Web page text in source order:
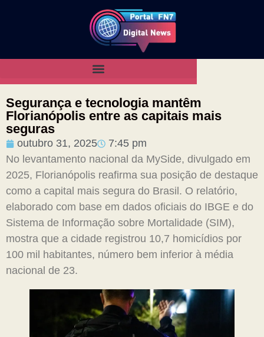
Segurança e tecnologia mantêm
Florianópolis entre as capitais mais
seguras
outubro 31, 2025
7:45 pm
No levantamento nacional da MySide, divulgado em
2025, Florianópolis reafirma sua posição de destaque
como a capital mais segura do Brasil. O relatório,
elaborado com base em dados oficiais do IBGE e do
Sistema de Informação sobre Mortalidade (SIM),
mostra que a cidade registrou 10,7 homicídios por
100 mil habitantes, número bem inferior à média
nacional de 23.